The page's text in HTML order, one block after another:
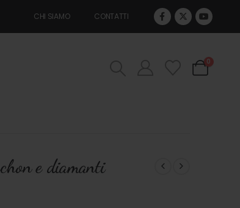
CHI SIAMO CONTATTI
0
e diamanti